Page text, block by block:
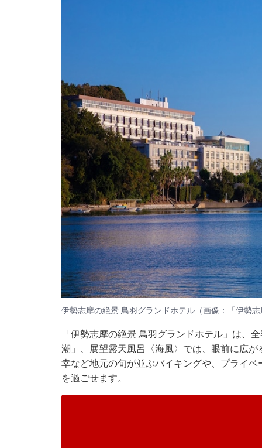
伊勢志摩の絶景 鳥羽グランドホテル（画像：「伊勢
「伊勢志摩の絶景 鳥羽グランドホテル」は、
潮」、展望露天風呂〈海風〉では、眼前に広
幸など地元の旬が並ぶバイキングや、プライ
を過ごせます。